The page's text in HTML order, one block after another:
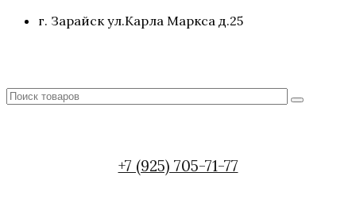
г. Зарайск ул.Карла Маркса д.25
+7 (925) 705-71-77